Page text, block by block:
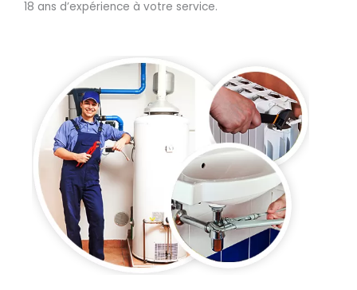
18 ans d’expérience à votre service.